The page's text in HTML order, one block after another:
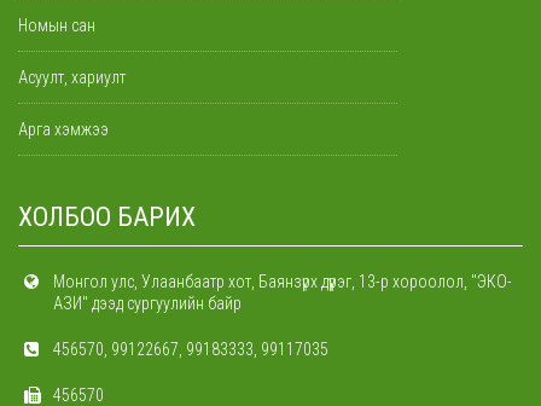
Номын сан
Асуулт, хариулт
Арга хэмжээ
ХОЛБОО БАРИХ
Монгол улс, Улаанбаатр хот, Баянзүрх дүүрэг, 13-р хороолол, "ЭКО-
АЗИ" дээд сургуулийн байр
456570, 99122667, 99183333, 99117035
456570